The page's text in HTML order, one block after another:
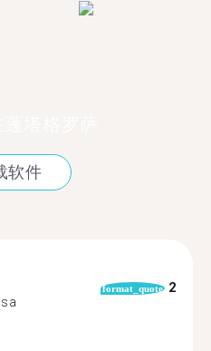
软件
format_quote 2